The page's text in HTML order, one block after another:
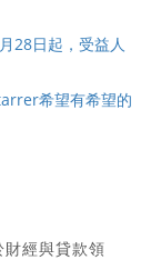
28日起，受益人
希望有希望的
經與貸款領